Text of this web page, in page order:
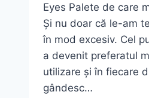
Eyes Palete de care
Și nu doar că le-am
în mod excesiv. Cel
a devenit preferatul
utilizare și în fiecare
gândesc…